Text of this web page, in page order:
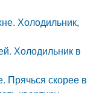
Холодильник,
Холодильник в
Прячься скорее в